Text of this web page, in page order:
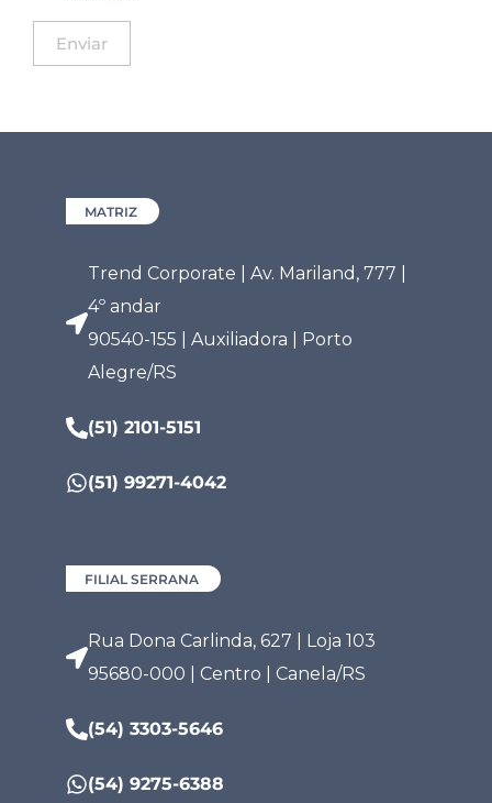
MATRIZ
Trend Corporate | Av. Mariland, 777 |
4º andar
90540-155 | Auxiliadora | Porto
Alegre/RS
(51) 2101-5151
(51) 99271-4042
FILIAL SERRANA
Rua Dona Carlinda, 627 | Loja 103
95680-000 | Centro | Canela/RS
(54) 3303-5646
(54) 9275-6388